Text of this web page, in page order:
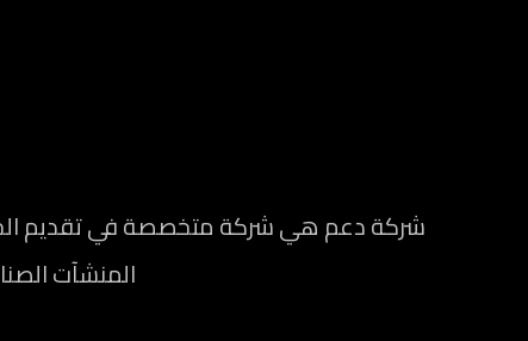
شركة دعم هي شركة متخصصة في تقديم
المنشآت